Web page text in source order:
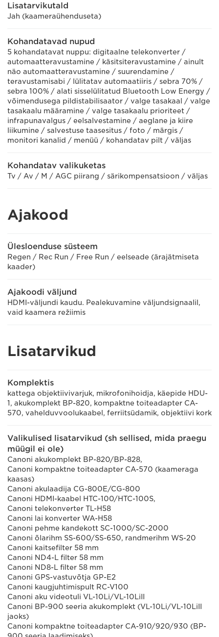
Lisatarvikutald
Jah (kaameraühenduseta)
Kohandatavad nupud
5 kohandatavat nuppu: digitaalne telekonverter /
automaatteravustamine / käsitsiteravustamine / ainult
näo automaatteravustamine / suurendamine /
teravustamisabi / lülitatav automaatiiris / sebra 70% /
sebra 100% / alati sisselülitatud Bluetooth Low Energy /
võimendusega pildistabilisaator / valge tasakaal / valge
tasakaalu määramine / valge tasakaalu prioriteet /
infrapunavalgus / eelsalvestamine / aeglane ja kiire
liikumine / salvestuse taasesitus / foto / märgis /
monitori kanalid / menüü / kohandatav pilt / väljas
Kohandatav valikuketas
Tv / Av / M / AGC piirang / särikompensatsioon / väljas
Ajakood
Ülesloenduse süsteem
Regen / Rec Run / Free Run / eelseade (ärajätmiseta
kaader)
Ajakoodi väljund
HDMI-väljundi kaudu. Pealekuvamine väljundsignaalil,
vaid kaamera režiimis
Lisatarvikud
Komplektis
kattega objektiivivarjuk, mikrofonihoidja, käepide HDU-
1, akukomplekt BP-820, kompaktne toiteadapter CA-
570, vahelduvvoolukaabel, ferriitsüdamik, objektiivi kork
Valikulised lisatarvikud (sh sellised, mida praegu
müügil ei ole)
Canoni akukomplekt BP-820/BP-828,
Canoni kompaktne toiteadapter CA-570 (kaameraga
kaasas)
Canoni akulaadija CG-800E/CG-800
Canoni HDMI-kaabel HTC-100/HTC-100S,
Canoni telekonverter TL-H58
Canoni lai konverter WA-H58
Canoni pehme kandekott SC-1000/SC-2000
Canoni õlarihm SS-600/SS-650, randmerihm WS-20
Canoni kaitsefilter 58 mm
Canoni ND4-L filter 58 mm
Canoni ND8-L filter 58 mm
Canoni GPS-vastuvõtja GP-E2
Canoni kaugjuhtimispult RC-V100
Canoni aku videotuli VL-10Li/VL-10LiII
Canoni BP-900 seeria akukomplekt (VL-10Li/VL-10LiII
jaoks)
Canoni kompaktne toiteadapter CA-910/920/930 (BP-